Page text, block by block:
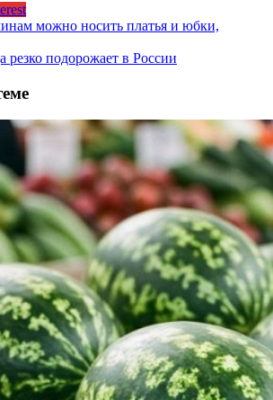
можно носить платья и юбки,
резко подорожает в России